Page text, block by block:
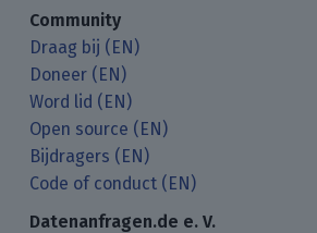
Community
Draag bij (EN)
Doneer (EN)
Word lid (EN)
Open source (EN)
Bijdragers (EN)
Code of conduct (EN)
Datenanfragen.de e. V.